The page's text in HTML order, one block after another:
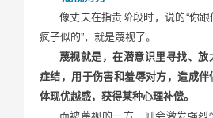
像丈夫在指责阶段时，说的“你
疯子似的”，就是蔑视了。
蔑视就是，在潜意识里寻找、
症结，用于伤害和羞辱对方，造成
体现优越感，获得某种心理补偿。
而被蔑视的一方，则会激发强烈